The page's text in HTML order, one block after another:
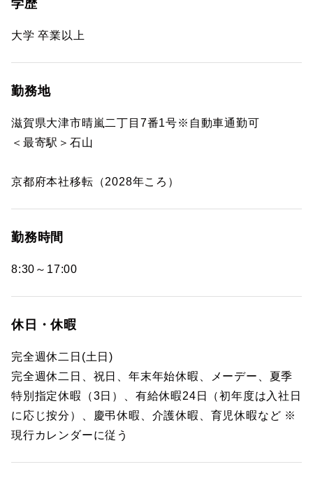
学歴
大学 卒業以上
勤務地
滋賀県大津市晴嵐二丁目7番1号※自動車通勤可
＜最寄駅＞石山
京都府本社移転（2028年ころ）
勤務時間
8:30～17:00
休日・休暇
完全週休二日(土日)
完全週休二日、祝日、年末年始休暇、メーデー、夏季
特別指定休暇（3日）、有給休暇24日（初年度は入社日
に応じ按分）、慶弔休暇、介護休暇、育児休暇など ※
現行カレンダーに従う